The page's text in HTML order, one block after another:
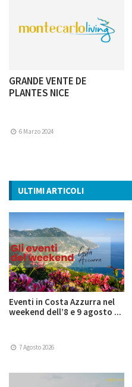
GRANDE VENTE DE
PLANTES NICE
6 Marzo 2024
ULTIMI ARTICOLI
Eventi in Costa Azzurra nel
weekend dell’8 e 9 agosto ...
7 Agosto 2026